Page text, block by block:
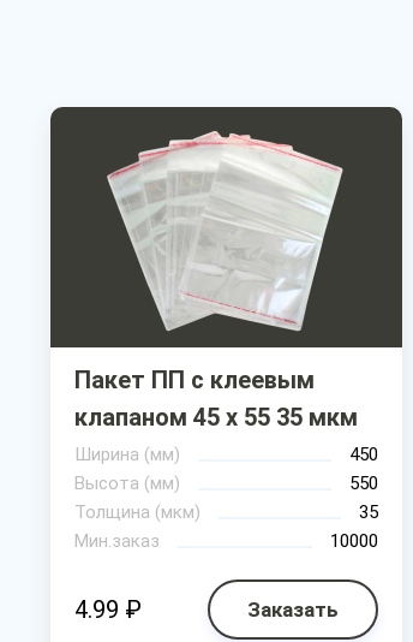
Пакет ПП с клеевым
клапаном 45 х 55 35 мкм
Ширина (мм)
450
Высота (мм)
550
Толщина (мкм)
35
Мин.заказ
10000
4.99 ₽ Заказать